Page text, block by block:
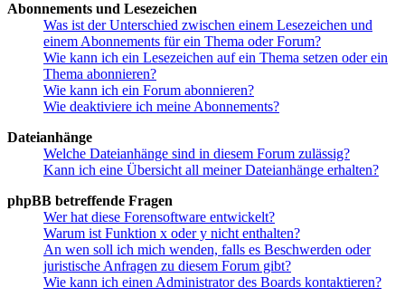
Abonnements und Lesezeichen
Was ist der Unterschied zwischen einem Lesezeichen und
einem Abonnements für ein Thema oder Forum?
Wie kann ich ein Lesezeichen auf ein Thema setzen oder ein
Thema abonnieren?
Wie kann ich ein Forum abonnieren?
Wie deaktiviere ich meine Abonnements?
Dateianhänge
Welche Dateianhänge sind in diesem Forum zulässig?
Kann ich eine Übersicht all meiner Dateianhänge erhalten?
phpBB betreffende Fragen
Wer hat diese Forensoftware entwickelt?
Warum ist Funktion x oder y nicht enthalten?
An wen soll ich mich wenden, falls es Beschwerden oder
juristische Anfragen zu diesem Forum gibt?
Wie kann ich einen Administrator des Boards kontaktieren?